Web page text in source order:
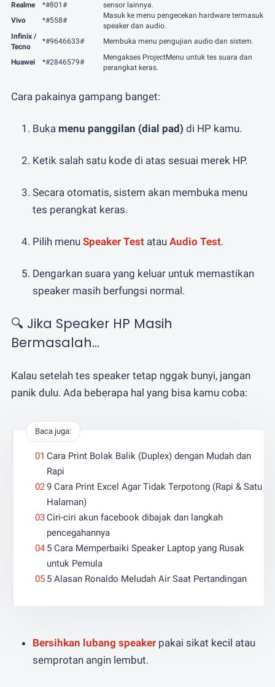
Realme
*#801#
sensor lainnya.
Vivo
*#558#
Masuk ke menu pengecekan hardware termasuk
speaker dan audio.
Infinix /
Tecno
*#9646633# Membuka menu pengujian audio dan sistem.
Huawei *#2846579#
Mengakses ProjectMenu untuk tes suara dan
perangkat keras.
Cara pakainya gampang banget:
Buka menu panggilan (dial pad) di HP kamu.
Ketik salah satu kode di atas sesuai merek HP.
Secara otomatis, sistem akan membuka menu
tes perangkat keras.
Pilih menu Speaker Testatau Audio Test.
Dengarkan suara yang keluar untuk memastikan
speaker masih berfungsi normal.
🔍 Jika Speaker HP Masih
Bermasalah…
Kalau setelah tes speaker tetap nggak bunyi, jangan
panik dulu. Ada beberapa hal yang bisa kamu coba:
Baca juga:
Cara Print Bolak Balik (Duplex) dengan Mudah dan
Rapi
9 Cara Print Excel Agar Tidak Terpotong (Rapi & Satu
Halaman)
Ciri-ciri akun facebook dibajak dan langkah
pencegahannya
5 Cara Memperbaiki Speaker Laptop yang Rusak
untuk Pemula
5 Alasan Ronaldo Meludah Air Saat Pertandingan
Bersihkan lubang speakerpakai sikat kecil atau
semprotan angin lembut.